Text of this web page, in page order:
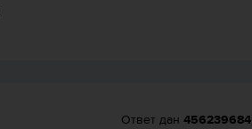
Ответ дан 456239684